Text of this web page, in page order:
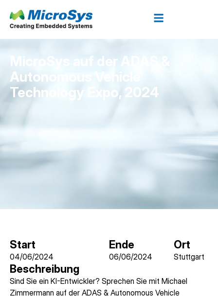
MicroSys auf der ADAS &
Autonomous Vehicle
Technology Expo, 2024
Start
04/06/2024
Ende
06/06/2024
Ort
Stuttgart
Beschreibung
Sind Sie ein KI-Entwickler? Sprechen Sie mit Michael
Zimmermann auf der ADAS & Autonomous Vehicle